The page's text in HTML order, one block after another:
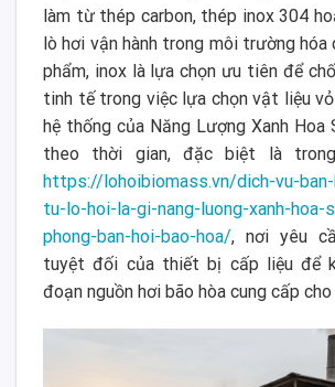
làm từ thép carbon, thép inox 304
lò hơi vận hành trong môi trường
phẩm, inox là lựa chọn ưu tiên để
tinh tế trong việc lựa chọn vật liệu
hệ thống của Năng Lượng Xanh Hoa
theo thời gian, đặc biệt là
https://lohoibiomass.vn/dich-vu-
tu-lo-hoi-la-gi-nang-luong-xanh-hoa-
phong-ban-hoi-bao-hoa/, nơi yêu
tuyệt đối của thiết bị cấp liệu để
đoạn nguồn hơi bão hòa cung cấp cho